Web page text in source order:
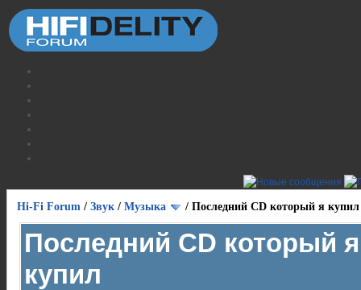
Hi-Fi Forum / Звук / Музыка / Последний CD который я купил
Последний CD который я
купил